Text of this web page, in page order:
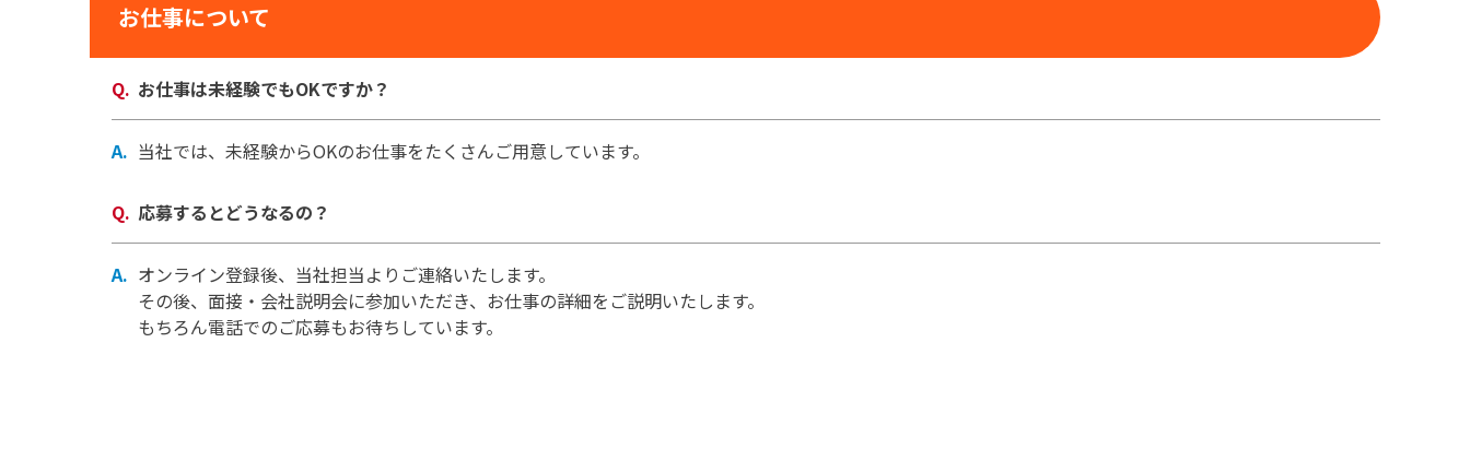
お仕事について
お仕事は未経験でもOKですか？
当社では、未経験からOKのお仕事をたくさんご用意しています。
応募するとどうなるの？
オンライン登録後、当社担当よりご連絡いたします。
その後、面接・会社説明会に参加いただき、お仕事の詳細をご説明いたします。
もちろん電話でのご応募もお待ちしています。